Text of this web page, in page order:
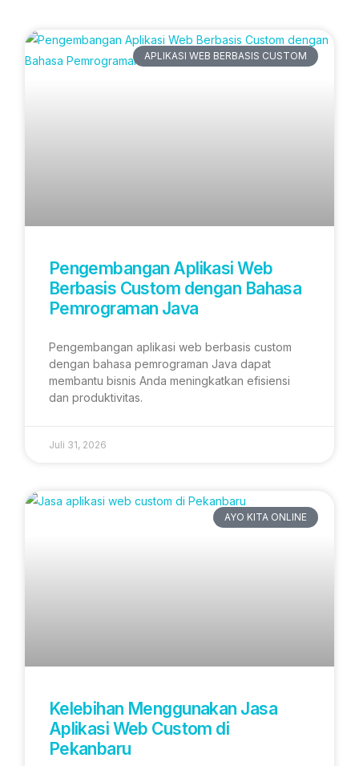
APLIKASI WEB BERBASIS CUSTOM
Pengembangan Aplikasi Web
Berbasis Custom dengan Bahasa
Pemrograman Java
Pengembangan aplikasi web berbasis custom
dengan bahasa pemrograman Java dapat
membantu bisnis Anda meningkatkan efisiensi
dan produktivitas.
Juli 31, 2026
AYO KITA ONLINE
Kelebihan Menggunakan Jasa
Aplikasi Web Custom di
Pekanbaru